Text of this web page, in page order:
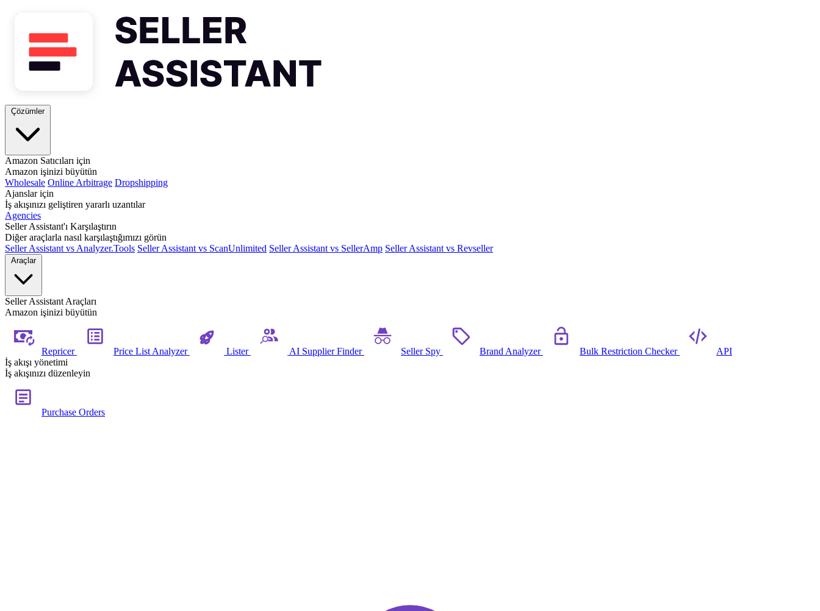
Çözümler
Amazon Satıcıları için
Amazon işinizi büyütün
Wholesale Online Arbitrage Dropshipping
Ajanslar için
İş akışınızı geliştiren yararlı uzantılar
Agencies
Seller Assistant'ı Karşılaştırın
Diğer araçlarla nasıl karşılaştığımızı görün
Seller Assistant vs Analyzer.Tools Seller Assistant vs ScanUnlimited Seller Assistant vs SellerAmp Seller Assistant vs Revseller
Araçlar
Seller Assistant Araçları
Amazon işinizi büyütün
Repricer Price List Analyzer Lister AI Supplier Finder Seller Spy Brand Analyzer Bulk Restriction Checker
API
İş akışı yönetimi
İş akışınızı düzenleyin
Purchase Orders